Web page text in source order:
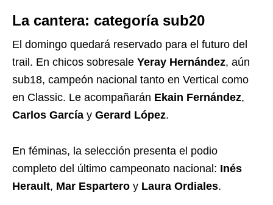
La cantera: categoría sub20
El domingo quedará reservado para el futuro del
trail. En chicos sobresale Yeray Hernández, aún
sub18, campeón nacional tanto en Vertical como
en Classic. Le acompañarán Ekain Fernández,
Carlos García y Gerard López.
En féminas, la selección presenta el podio
completo del último campeonato nacional: Inés
Herault, Mar Espartero y Laura Ordiales.